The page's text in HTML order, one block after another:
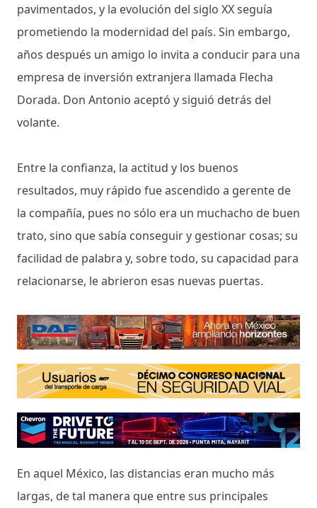
pavimentados, y la evolución del siglo XX seguía
prometiendo la modernidad del país. Sin embargo,
años después un amigo lo invita a conducir para una
empresa de inversión extranjera llamada Flecha
Dorada. Don Antonio aceptó y siguió detrás del
volante.
Entre la confianza, la actitud y los buenos
resultados, muy rápido fue ascendido a gerente de
la compañía, pues no sólo era un muchacho de buen
trato, sino que sabía conseguir y gestionar cosas; su
facilidad de palabra y, sobre todo, su capacidad para
relacionarse, le abrieron esas nuevas puertas.
En aquel México, las distancias eran mucho más
largas, de tal manera que entre sus principales